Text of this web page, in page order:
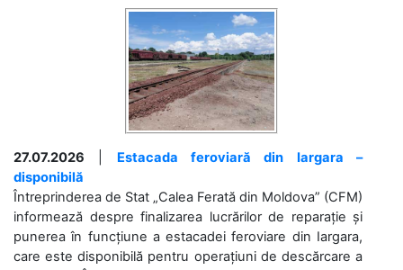
27.07.2026
Estacada feroviară din Iargara –
disponibilă
Întreprinderea de Stat „Calea Ferată din Moldova” (CFM)
informează despre finalizarea lucrărilor de reparație și
punerea în funcțiune a estacadei feroviare din Iargara,
care este disponibilă pentru operațiuni de descărcare a